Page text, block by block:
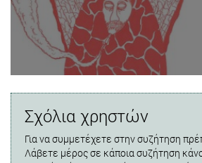
Σχόλια χρηστών
Για να συμμετέχετε στην συζήτηση
Λάβετε μέρος σε κάποια συζήτηση